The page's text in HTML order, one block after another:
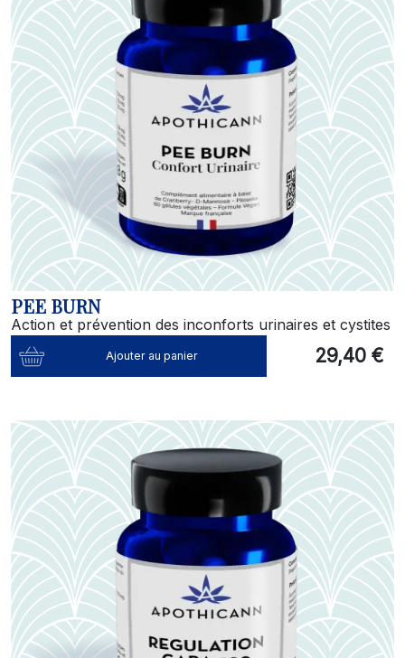
PEE BURN
Action et prévention des inconforts urinaires et cystites
Ajouter au panier 29,40 €